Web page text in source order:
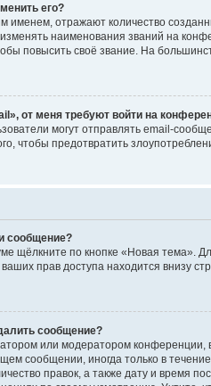
его?
именем, отражают количество
наименования званий на
повысить своё звание. На
от меня требуют войти на
могут отправлять email-
чтобы предотвратить
сообщение?
щёлкните по кнопке «Новая тема».
прав доступа находится внизу
сообщение?
или модератором
сообщении, иногда только в
правок, а также дату и время